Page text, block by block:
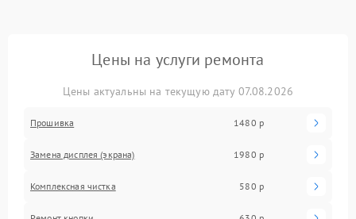
Цены на услуги ремонта
Цены актуальны на текущую дату 07.08.2026
Прошивка 1480 р
Замена дисплея (экрана) 1980 р
Комплексная чистка 580 р